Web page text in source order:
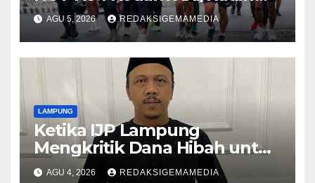
Inten
AGU 5, 2026 REDAKSIGEMAMEDIA
LAMPUNG
Ketika IJP Lampung
Mengkritik Dana Hibah untuk
Kejati
AGU 4, 2026 REDAKSIGEMAMEDIA